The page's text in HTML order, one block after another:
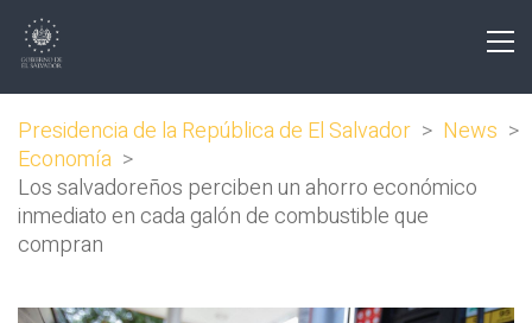
Presidencia de la República de El Salvador > News >
Economía >
Los salvadoreños perciben un ahorro económico
inmediato en cada galón de combustible que
compran